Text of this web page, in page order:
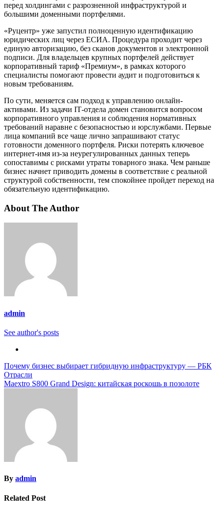
перед холдингами с разрозненной инфраструктурой и
большими доменными портфелями.
«Руцентр» уже запустил полноценную идентификацию
юридических лиц через ЕСИА. Процедура проходит через
единую авторизацию, без сканов документов и электронной
подписи. Для владельцев крупных портфелей действует
корпоративный тариф «Премиум», в рамках которого
специалисты помогают провести аудит и подготовиться к
новым требованиям.
По сути, меняется сам подход к управлению онлайн-
активами. Из задачи IТ-отдела домен становится вопросом
корпоративного управления и соблюдения нормативных
требований наравне с безопасностью и юрслужбами. Первые
лица компаний все чаще лично запрашивают статус
готовности доменного портфеля. Риски потерять ключевое
интернет-имя из-за неурегулированных данных теперь
сопоставимы с рисками утраты товарного знака. Чем раньше
бизнес начнет приводить домены в соответствие с реальной
структурой собственности, тем спокойнее пройдет переход на
обязательную идентификацию.
About The Author
admin
See author's posts
Навигация
по
Почему бизнес выбирает гибридную инфраструктуру — РБК
Отрасли
Maextro S800 Grand Design: китайская роскошь в позолоте
By admin
Related Post